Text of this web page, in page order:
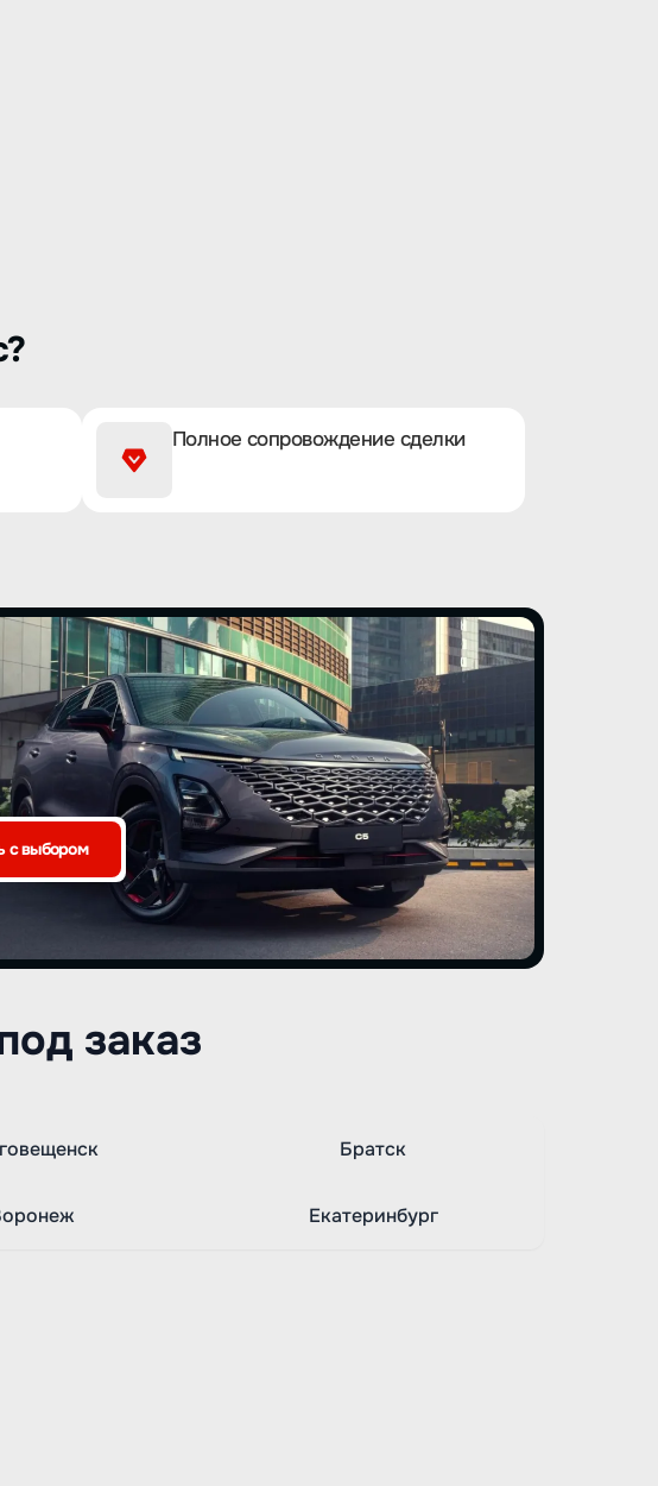
Полное сопровождение сделки
с выбором
заказ
Братск
Екатеринбург